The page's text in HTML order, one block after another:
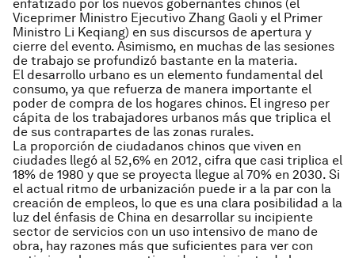
enfatizado por los nuevos gobernantes chinos (el
Viceprimer Ministro Ejecutivo Zhang Gaoli y el Primer
Ministro Li Keqiang) en sus discursos de apertura y
cierre del evento. Asimismo, en muchas de las sesiones
de trabajo se profundizó bastante en la materia.
El desarrollo urbano es un elemento fundamental del
consumo, ya que refuerza de manera importante el
poder de compra de los hogares chinos. El ingreso per
cápita de los trabajadores urbanos más que triplica el
de sus contrapartes de las zonas rurales.
La proporción de ciudadanos chinos que viven en
ciudades llegó al 52,6% en 2012, cifra que casi triplica el
18% de 1980 y que se proyecta llegue al 70% en 2030. Si
el actual ritmo de urbanización puede ir a la par con la
creación de empleos, lo que es una clara posibilidad a la
luz del énfasis de China en desarrollar su incipiente
sector de servicios con un uso intensivo de mano de
obra, hay razones más que suficientes para ver con